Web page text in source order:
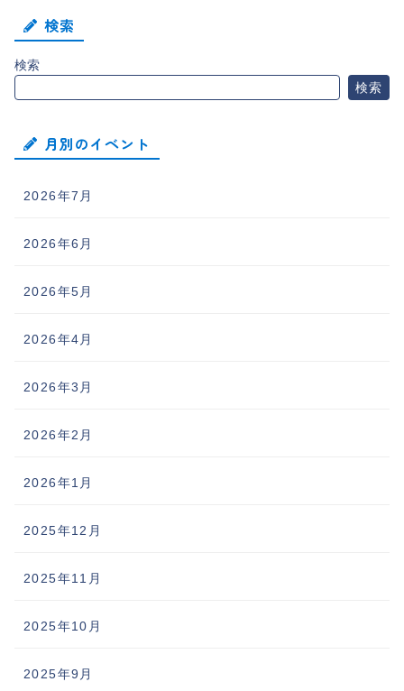
検索
検索
検索
月別のイベント
2026年7月
2026年6月
2026年5月
2026年4月
2026年3月
2026年2月
2026年1月
2025年12月
2025年11月
2025年10月
2025年9月